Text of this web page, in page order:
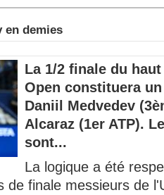
en demies
La 1/2 finale du
Open constituera
Daniil Medvedev
Alcaraz (1er ATP).
sont...
La logique a été
de finale messieurs de